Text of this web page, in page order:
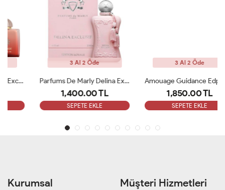
3 Al 2 Öde
Parfums De Marly Delina Exclusive EDP Kadın 75ml Parfüm ARC
1,400.00 TL
SEPETE EKLE
3 Al 2 Öde
Amouage Guidance Edp 100 Ml Bayan Parfüm ARC
1,850.00 TL
SEPETE EKLE
Kurumsal Müşteri Hizmetleri